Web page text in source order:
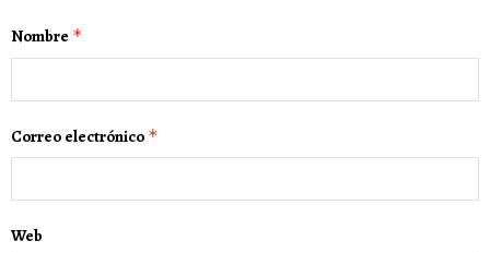
Nombre *
Correo electrónico *
Web